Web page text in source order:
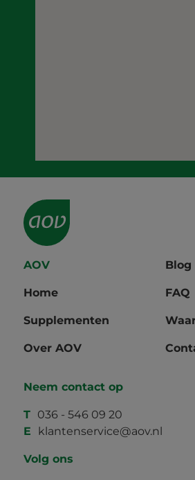
AOV
Home
Supplementen
Over AOV
Blog
FAQ
Neem contact op
T 036 - 546 09 20
E
klantenservice@aov.nl
Volg ons